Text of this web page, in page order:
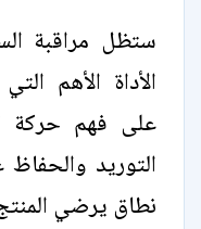
ستظل مراقبة
الأداة الأهم
على فهم حركة
التوريد
نطاق يرضي